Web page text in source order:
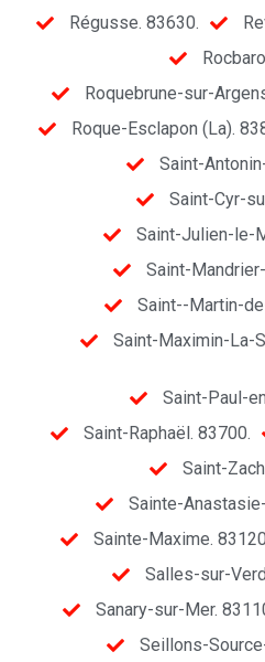
Régusse. 83630.
Roquebrune-sur-
Roque-Esclapon (La).
Saint-
Saint-Cyr-
Saint-Julien-le-
Saint-
Saint--Martin-
Saint-Maximin-La-
Saint-Paul-
Saint-Raphaël. 83700.
Saint-
Sainte-
Sainte-Maxime.
Salles-sur-
Sanary-sur-Mer.
Seillons-